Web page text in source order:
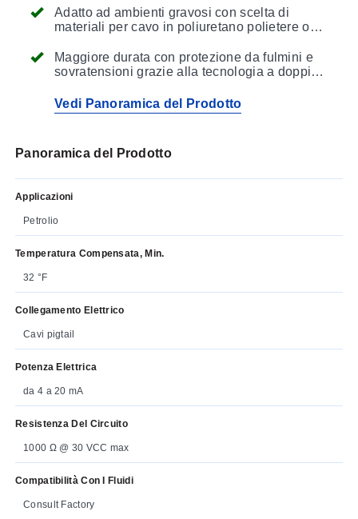
Adatto ad ambienti gravosi con scelta di
materiali per cavo in poliuretano polietere o
Maggiore durata con protezione da fulmini e
sovratensioni grazie alla tecnologia a doppio
elimina sia le sovratensioni di alimentazione
sia le transitorie da fulmini a terra (la
Vedi Panoramica del Prodotto
Panoramica del Prodotto
Applicazioni
Petrolio
Temperatura Compensata, Min.
32 °F
Collegamento Elettrico
Cavi pigtail
Potenza Elettrica
da 4 a 20 mA
Resistenza Del Circuito
1000 Ω @ 30 VCC max
Compatibilità Con I Fluidi
Consult Factory